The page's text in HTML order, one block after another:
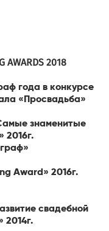
AWARDS 2018
года в конкурсе
«Просвадьба»
знаменитые
Award» 2016г.
свадебной
2014г.